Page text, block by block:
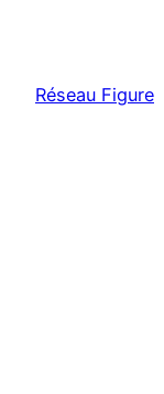
Réseau Figure